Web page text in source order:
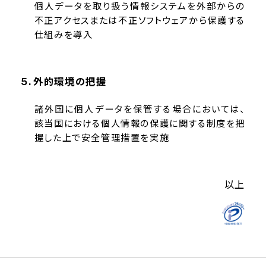
個人データを取り扱う情報システムを外部からの
不正アクセスまたは不正ソフトウェアから保護する
仕組みを導入
外的環境の把握
諸外国に個人データを保管する場合においては、
該当国における個人情報の保護に関する制度を把
握した上で安全管理措置を実施
以上